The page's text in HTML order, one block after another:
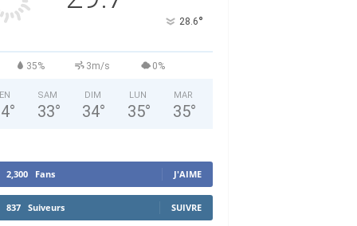
28.6°
35% 3m/s 0%
°
SAM
33°
DIM
34°
LUN
35°
MAR
35°
2,300 Fans J'AIME
837 Suiveurs SUIVRE